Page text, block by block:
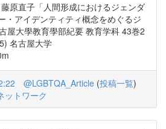
藤原直子「人間形成におけるジェンダ
・アイデンティティ概念をめぐるジ
屋大學教育學部紀要 教育学科 43巻2
名古屋大学
@LGBTQA_Article (投稿一覧)
ットワーク